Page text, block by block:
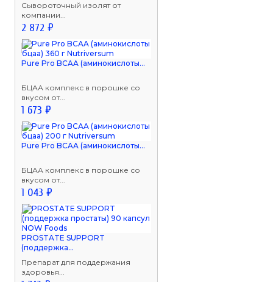
Сывороточный изолят от
компании...
2 872 ₽
Pure Pro BCAA (аминокислоты...
БЦАА комплекс в порошке со
вкусом от...
1 673 ₽
Pure Pro BCAA (аминокислоты...
БЦАА комплекс в порошке со
вкусом от...
1 043 ₽
PROSTATE SUPPORT
(поддержка...
Препарат для поддержания
здоровья...